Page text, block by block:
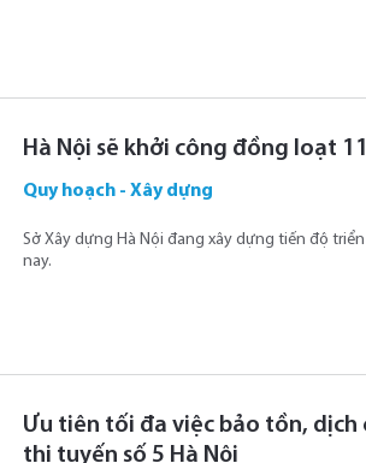
Hà Nội sẽ khởi công đồng loạt
Quy hoạch - Xây dựng
Sở Xây dựng Hà Nội đang xây dựng tiến độ
nay.
Ưu tiên tối đa việc bảo tồn, dịch
thị tuyến số 5 Hà Nội